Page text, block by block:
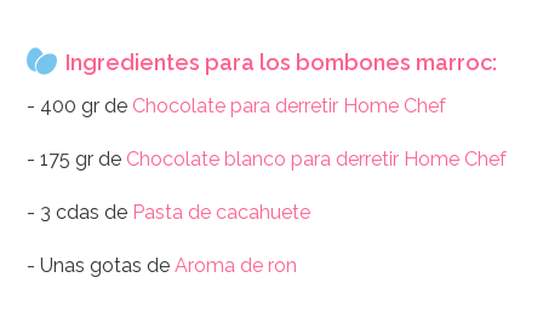
Ingredientes para los bombones marroc:
- 400 gr de Chocolate para derretir Home Chef
- 175 gr de Chocolate blanco para derretir Home Chef
- 3 cdas de Pasta de cacahuete
- Unas gotas deAroma de ron